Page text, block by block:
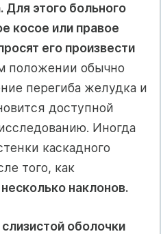
этого больного
косое или правое
его произвести
положении обычно
перегиба желудка и
доступной
Иногда
каскадного
того, как
несколько наклонов.
оболочки